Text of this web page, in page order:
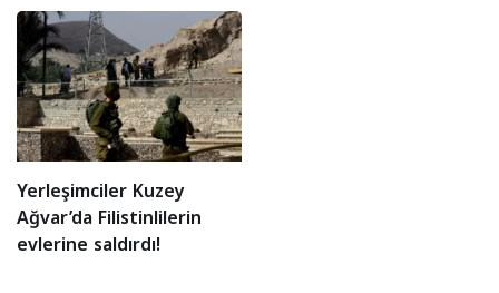
Yerleşimciler Kuzey
Ağvar’da Filistinlilerin
evlerine saldırdı!